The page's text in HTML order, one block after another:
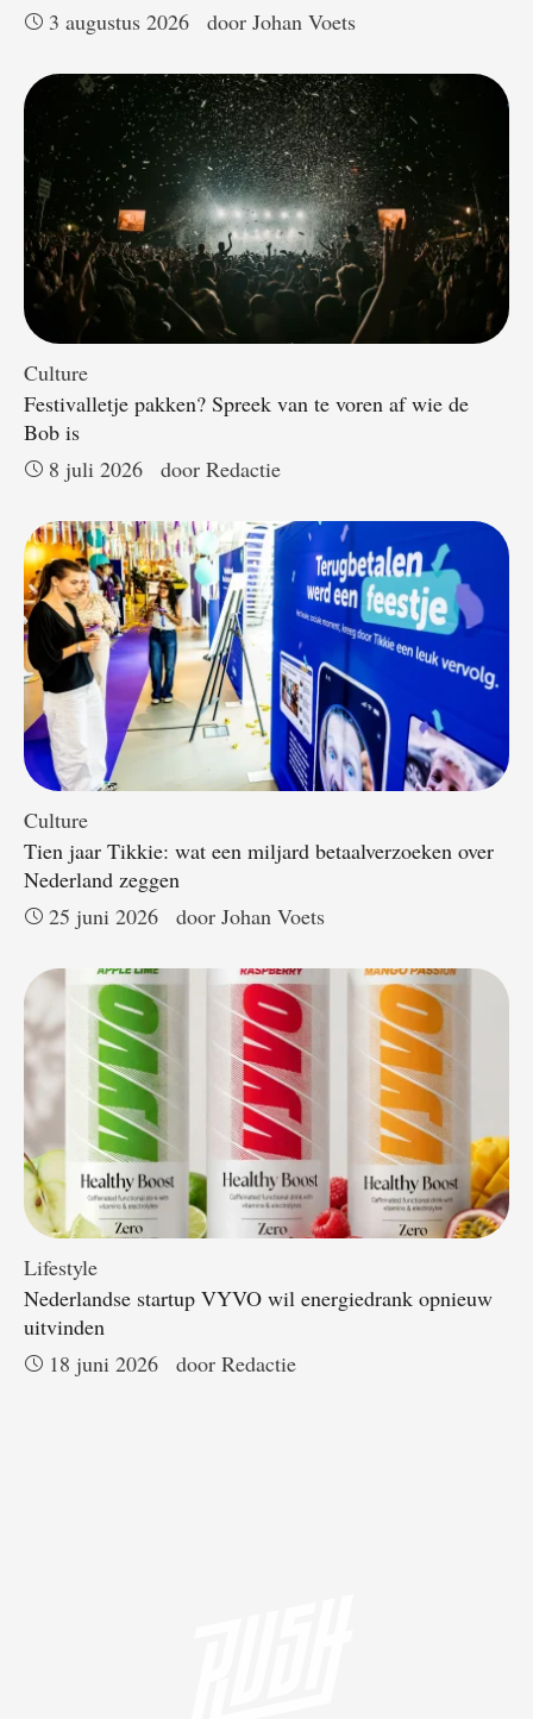
3 augustus 2026
door Johan Voets
Culture
Festivalletje pakken? Spreek van te voren af wie de
Bob is
8 juli 2026
door Redactie
Culture
Tien jaar Tikkie: wat een miljard betaalverzoeken over
Nederland zeggen
25 juni 2026
door Johan Voets
Lifestyle
Nederlandse startup VYVO wil energiedrank opnieuw
uitvinden
18 juni 2026
door Redactie